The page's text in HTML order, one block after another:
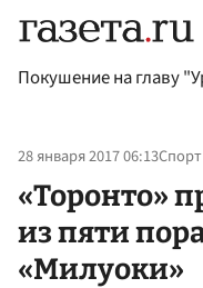
Покушение на главу
28 января 2017 06:13Спорт
«Торонто»
из пяти
«Милуоки»